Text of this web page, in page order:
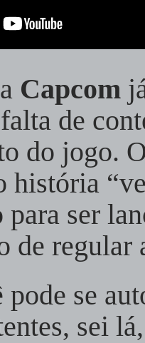
Capcom
de
do jogo.
história
para ser
de
se
sei